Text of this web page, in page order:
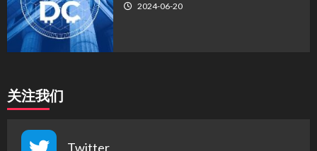
2024-06-20
关注我们
Twitter